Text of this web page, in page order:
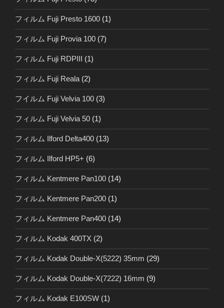
フィルム Fuji Presto 1600 (1)
フィルム Fuji Provia 100 (7)
フィルム Fuji RDPIII (1)
フィルム Fuji Reala(2)
フイルム Fuji Velvia 100 (3)
フィルム Fuji Velvia 50 (1)
フィルム Ilford Delta400 (13)
フィルム Ilford HP5+ (6)
フィルム Kentmere Pan100 (14)
フィルム Kentmere Pan200 (1)
フィルム Kentmere Pan400 (14)
フィルム Kodak 400TX (2)
フィルム Kodak Double-X(5222) 35mm (29)
フィルム Kodak Double-X(7222) 16mm (9)
フィルム Kodak E100SW (1)